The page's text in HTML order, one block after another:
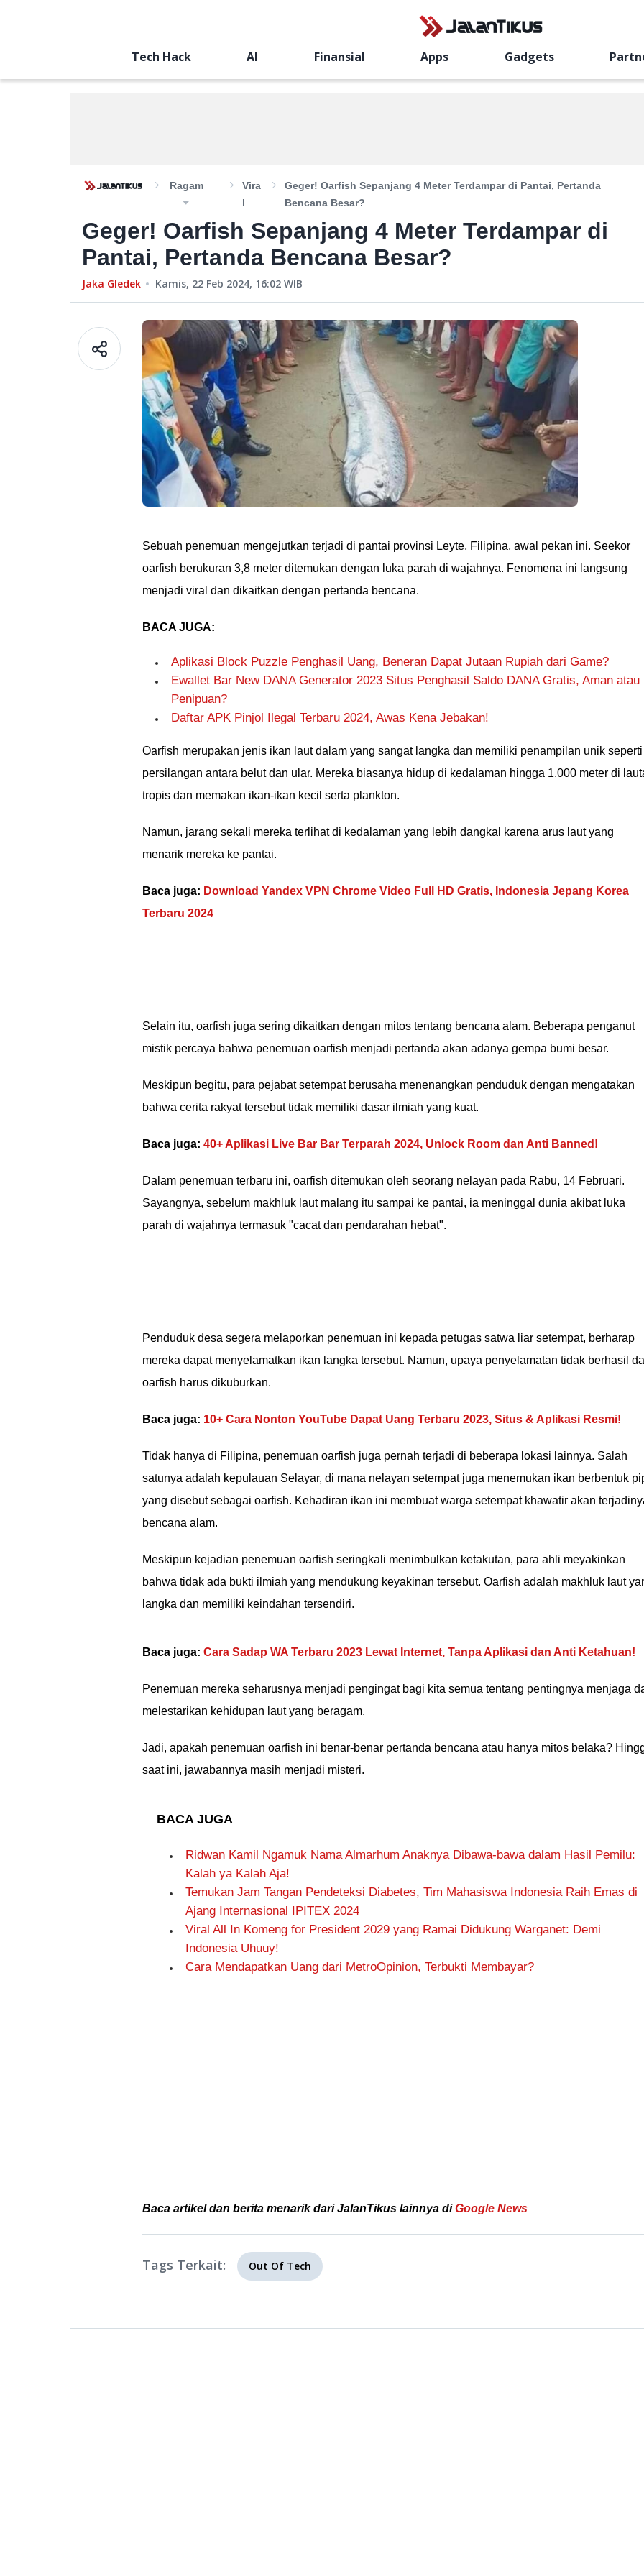
Tech Hack AI Finansial Apps Gadgets
Ragam
Vira
L
Geger! Oarfish Sepanjang 4 Meter Terdampar di Pantai, Pertanda
Bencana Besar?
Geger! Oarfish Sepanjang 4 Meter Terdampar di
Pantai, Pertanda Bencana Besar?
Jaka Gledek Kamis, 22 Feb 2024, 16:02 WIB
Sebuah penemuan mengejutkan terjadi di pantai provinsi Leyte, Filipina, awal pekan ini. Seekor
oarfish berukuran 3,8 meter ditemukan dengan luka parah di wajahnya. Fenomena ini langsung
menjadi viral dan dikaitkan dengan pertanda bencana.
BACA JUGA:
Aplikasi Block Puzzle Penghasil Uang, Beneran Dapat Jutaan Rupiah dari Game?
Ewallet Bar New DANA Generator 2023 Situs Penghasil Saldo DANA Gratis, Aman atau
Penipuan?
Daftar APK Pinjol Ilegal Terbaru 2024, Awas Kena Jebakan!
Oarfish merupakan jenis ikan laut dalam yang sangat langka dan memiliki penampilan unik seperti
persilangan antara belut dan ular. Mereka biasanya hidup di kedalaman hingga 1.000 meter di
tropis dan memakan ikan-ikan kecil serta plankton.
Namun, jarang sekali mereka terlihat di kedalaman yang lebih dangkal karena arus laut yang
menarik mereka ke pantai.
Baca juga: Download Yandex VPN Chrome Video Full HD Gratis, Indonesia Jepang Korea
Terbaru 2024
Selain itu, oarfish juga sering dikaitkan dengan mitos tentang bencana alam. Beberapa penganut
mistik percaya bahwa penemuan oarfish menjadi pertanda akan adanya gempa bumi besar.
Meskipun begitu, para pejabat setempat berusaha menenangkan penduduk dengan mengatakan
bahwa cerita rakyat tersebut tidak memiliki dasar ilmiah yang kuat.
Baca juga: 40+ Aplikasi Live Bar Bar Terparah 2024, Unlock Room dan Anti Banned!
Dalam penemuan terbaru ini, oarfish ditemukan oleh seorang nelayan pada Rabu, 14 Februari.
Sayangnya, sebelum makhluk laut malang itu sampai ke pantai, ia meninggal dunia akibat luka
parah di wajahnya termasuk "cacat dan pendarahan hebat".
Penduduk desa segera melaporkan penemuan ini kepada petugas satwa liar setempat, berharap
mereka dapat menyelamatkan ikan langka tersebut. Namun, upaya penyelamatan tidak berhasil
oarfish harus dikuburkan.
Baca juga: 10+ Cara Nonton YouTube Dapat Uang Terbaru 2023, Situs & Aplikasi Resmi!
Tidak hanya di Filipina, penemuan oarfish juga pernah terjadi di beberapa lokasi lainnya. Salah
satunya adalah kepulauan Selayar, di mana nelayan setempat juga menemukan ikan berbentuk
yang disebut sebagai oarfish. Kehadiran ikan ini membuat warga setempat khawatir akan
bencana alam.
Meskipun kejadian penemuan oarfish seringkali menimbulkan ketakutan, para ahli meyakinkan
bahwa tidak ada bukti ilmiah yang mendukung keyakinan tersebut. Oarfish adalah makhluk laut
langka dan memiliki keindahan tersendiri.
Baca juga: Cara Sadap WA Terbaru 2023 Lewat Internet, Tanpa Aplikasi dan Anti Ketahuan!
Penemuan mereka seharusnya menjadi pengingat bagi kita semua tentang pentingnya menjaga
melestarikan kehidupan laut yang beragam.
Jadi, apakah penemuan oarfish ini benar-benar pertanda bencana atau hanya mitos belaka?
saat ini, jawabannya masih menjadi misteri.
BACA JUGA
Ridwan Kamil Ngamuk Nama Almarhum Anaknya Dibawa-bawa dalam Hasil Pemilu:
Kalah ya Kalah Aja!
Temukan Jam Tangan Pendeteksi Diabetes, Tim Mahasiswa Indonesia Raih Emas di
Ajang Internasional IPITEX 2024
Viral All In Komeng for President 2029 yang Ramai Didukung Warganet: Demi
Indonesia Uhuuy!
Cara Mendapatkan Uang dari MetroOpinion, Terbukti Membayar?
Baca artikel dan berita menarik dari JalanTikus lainnya diGoogle News
Tags Terkait: Out Of Tech